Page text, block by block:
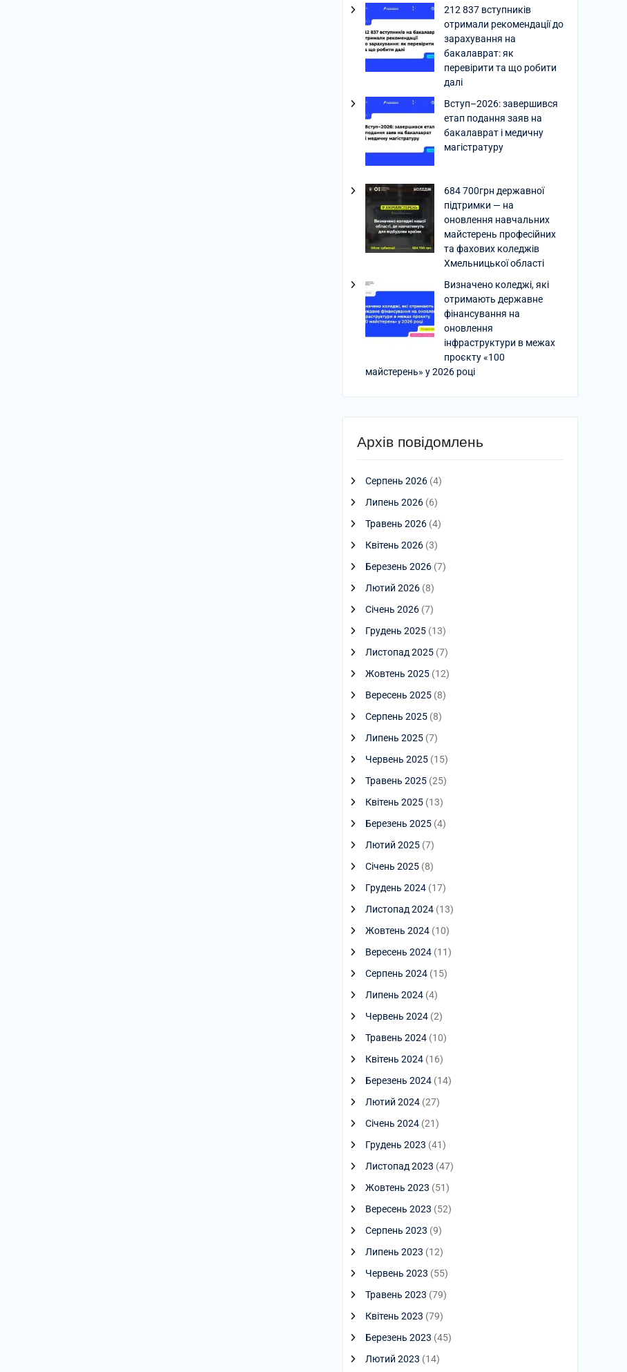
212 837 вступників
отримали рекомендації до
зарахування на
бакалаврат: як
перевірити та що робити
далі
Вступ–2026: завершився
етап подання заяв на
бакалаврат і медичну
магістратуру
684 700грн державної
підтримки — на
оновлення навчальних
майстерень професійних
та фахових коледжів
Хмельницької області
Визначено коледжі, які
отримають державне
фінансування на
оновлення
інфраструктури в межах
проєкту «100
майстерень» у 2026 році
Архів повідомлень
Серпень 2026 (4)
Липень 2026 (6)
Травень 2026 (4)
Квітень 2026 (3)
Березень 2026 (7)
Лютий 2026 (8)
Січень 2026 (7)
Грудень 2025 (13)
Листопад 2025 (7)
Жовтень 2025 (12)
Вересень 2025 (8)
Серпень 2025 (8)
Липень 2025 (7)
Червень 2025 (15)
Травень 2025 (25)
Квітень 2025 (13)
Березень 2025 (4)
Лютий 2025 (7)
Січень 2025 (8)
Грудень 2024 (17)
Листопад 2024 (13)
Жовтень 2024 (10)
Вересень 2024 (11)
Серпень 2024 (15)
Липень 2024 (4)
Червень 2024 (2)
Травень 2024 (10)
Квітень 2024 (16)
Березень 2024 (14)
Лютий 2024 (27)
Січень 2024 (21)
Грудень 2023 (41)
Листопад 2023 (47)
Жовтень 2023 (51)
Вересень 2023 (52)
Серпень 2023 (9)
Липень 2023 (12)
Червень 2023 (55)
Травень 2023 (79)
Квітень 2023 (79)
Березень 2023 (45)
Лютий 2023 (14)